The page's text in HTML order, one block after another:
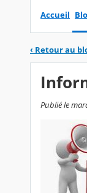
Accueil
‹ Retour au
Publié le